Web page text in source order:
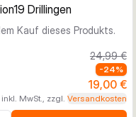
Drillingen
Kauf dieses Produkts.
24,99 €
-24%
19,00 €
inkl. MwSt., zzgl. Versandkosten